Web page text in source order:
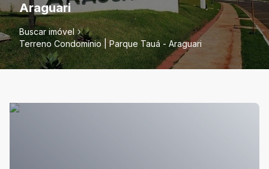
Araguari
Buscar imóvel
Terreno Condomínio | Parque Tauá - Araguari